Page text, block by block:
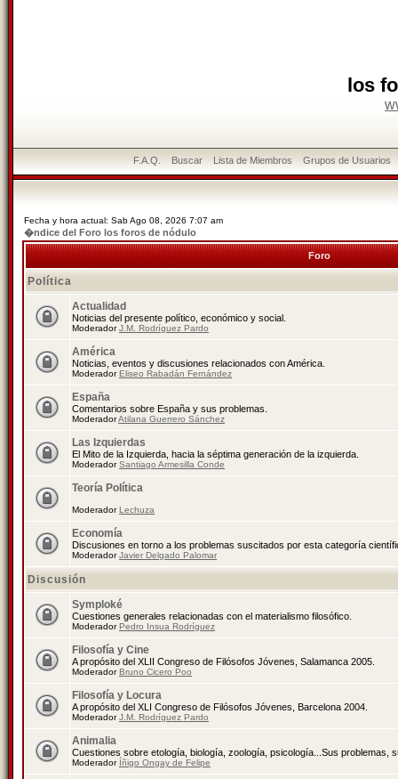
los
F.A.Q. Buscar Lista de Miembros Grupos de Usuarios
Fecha y hora actual: Sab Ago 08, 2026 7:07 am
�ndice del Foro los foros de nódulo
Foro
Política
Actualidad
Noticias del presente político, económico y social.
ModeradorJ.M. Rodríguez Pardo
América
Noticias, eventos y discusiones relacionados con América.
ModeradorEliseo Rabadán Fernández
España
Comentarios sobre España y sus problemas.
ModeradorAtilana Guerrero Sánchez
Las Izquierdas
El Mito de la Izquierda, hacia la séptima generación de la izquierda.
ModeradorSantiago Armesilla Conde
Teoría Política
ModeradorLechuza
Economía
Discusiones en torno a los problemas suscitados por esta categoría
ModeradorJavier Delgado Palomar
Discusión
Symploké
Cuestiones generales relacionadas con el materialismo filosófico.
ModeradorPedro Insua Rodríguez
Filosofía y Cine
A propósito del XLII Congreso de Filósofos Jóvenes, Salamanca 2005.
ModeradorBruno Cicero Poo
Filosofía y Locura
A propósito del XLI Congreso de Filósofos Jóvenes, Barcelona 2004.
ModeradorJ.M. Rodríguez Pardo
Animalia
Cuestiones sobre etología, biología, zoología, psicología...Sus problemas,
Moderador Íñigo Ongay de Felipe